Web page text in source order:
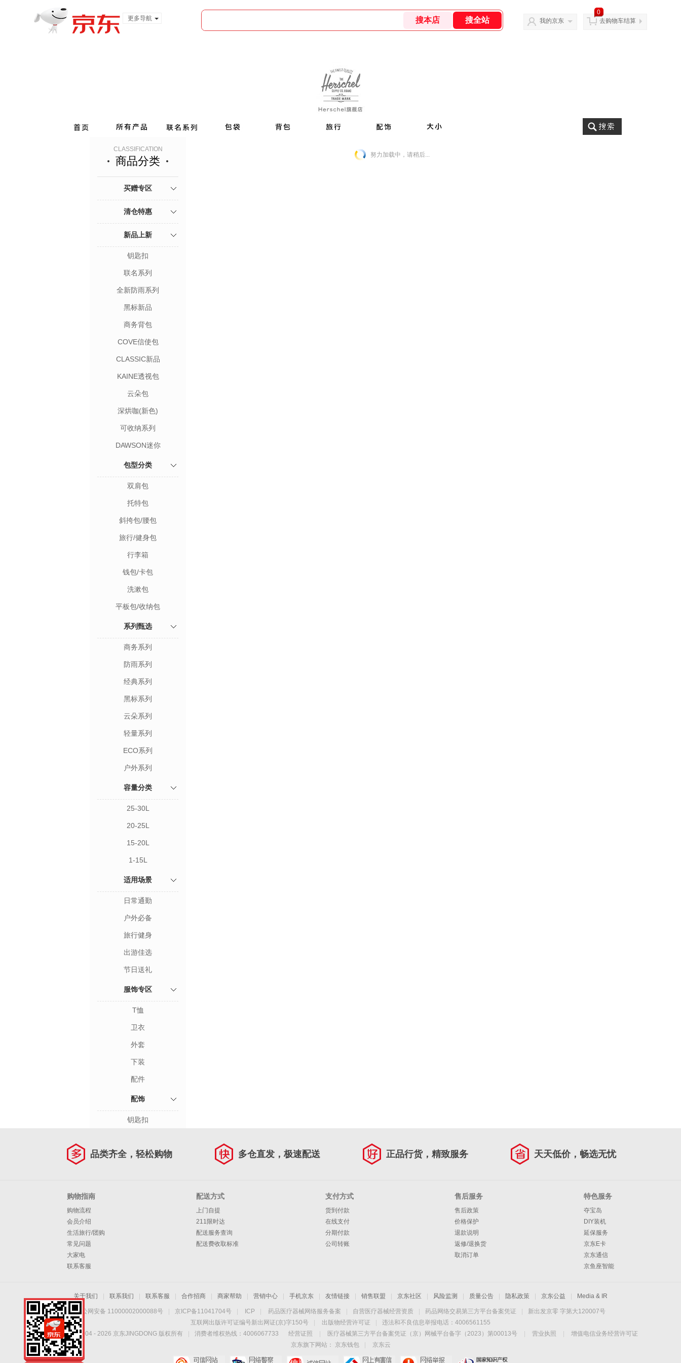
更多导航
我的京东
0
去购物车结算
CLASSIFICATION
商品分类
买赠专区
清仓特惠
新品上新
钥匙扣
联名系列
全新防雨系列
黑标新品
商务背包
COVE信使包
CLASSIC新品
KAINE透视包
云朵包
深烘咖(新色)
可收纳系列
DAWSON迷你
包型分类
双肩包
托特包
斜挎包/腰包
旅行/健身包
行李箱
钱包/卡包
洗漱包
平板包/收纳包
系列甄选
商务系列
防雨系列
经典系列
黑标系列
云朵系列
轻量系列
ECO系列
户外系列
容量分类
25-30L
20-25L
15-20L
1-15L
适用场景
日常通勤
户外必备
旅行健身
出游佳选
节日送礼
服饰专区
T恤
卫衣
外套
下装
配件
配饰
钥匙扣
努力加载中，请稍后...
品类齐全，轻松购物 多仓直发，极速配送 正品行货，精致服务 天天低价，畅选无忧
购物指南
购物流程
会员介绍
生活旅行/团购
常见问题
大家电
联系客服
配送方式
上门自提
211限时达
配送服务查询
配送费收取标准
支付方式
货到付款
在线支付
分期付款
公司转账
售后服务
售后政策
价格保护
退款说明
返修/退换货
取消订单
特色服务
夺宝岛
DIY装机
延保服务
京东E卡
京东通信
京鱼座智能
关于我们 联系我们 联系客服 合作招商 商家帮助 营销中心 手机京东 友情链接 销售联盟 京东社区 风险监测 质量公告 隐私政策 京东公益 Media & IR
京公网安备 11000002000088号 京ICP备11041704号 ICP 药品医疗器械网络服务备案 自营医疗器械经营资质 药品网络交易第三方平台备案凭证
新出发京零 字第大120007号
互联网出版许可证编号新出网证(京)字150号
出版物经营许可证
违法和不良信息举报电话：4006561155
Copyright © 2004 - 2026 京东JINGDONG 版权所有 消费者维权热线：4006067733 经营证照 医疗器械第三方平台备案凭证（京）网械平台备字（2023）第00013号 营业执照
增值电信业务经营许可证
京东旗下网站：
京东钱包
京东云
手机扫一扫，劲爆优
惠触手可得！